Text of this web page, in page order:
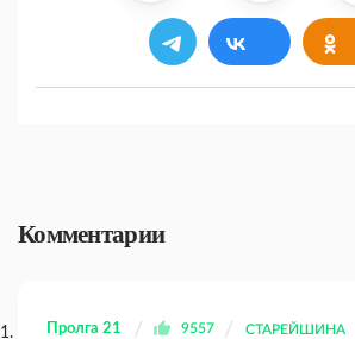
Комментарии
Пролга 21 9557 СТАРЕЙШИНА